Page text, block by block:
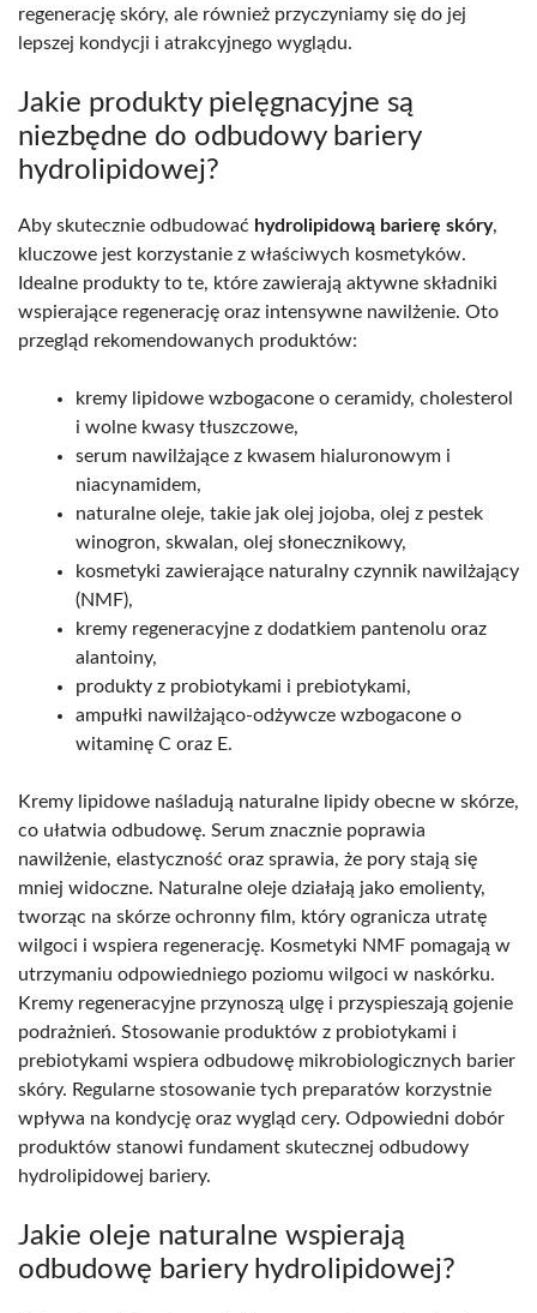
regenerację skóry, ale również przyczyniamy się do jej
lepszej kondycji i atrakcyjnego wyglądu.
Jakie produkty pielęgnacyjne są
niezbędne do odbudowy bariery
hydrolipidowej?
Aby skutecznie odbudować hydrolipidową barierę skóry,
kluczowe jest korzystanie z właściwych kosmetyków.
Idealne produkty to te, które zawierają aktywne składniki
wspierające regenerację oraz intensywne nawilżenie. Oto
przegląd rekomendowanych produktów:
kremy lipidowe wzbogacone o ceramidy, cholesterol
i wolne kwasy tłuszczowe,
serum nawilżające z kwasem hialuronowym i
niacynamidem,
naturalne oleje, takie jak olej jojoba, olej z pestek
winogron, skwalan, olej słonecznikowy,
kosmetyki zawierające naturalny czynnik nawilżający
(NMF),
kremy regeneracyjne z dodatkiem pantenolu oraz
alantoiny,
produkty z probiotykami i prebiotykami,
ampułki nawilżająco-odżywcze wzbogacone o
witaminę C oraz E.
Kremy lipidowe naśladują naturalne lipidy obecne w skórze,
co ułatwia odbudowę. Serum znacznie poprawia
nawilżenie, elastyczność oraz sprawia, że pory stają się
mniej widoczne. Naturalne oleje działają jako emolienty,
tworząc na skórze ochronny film, który ogranicza utratę
wilgoci i wspiera regenerację. Kosmetyki NMF pomagają w
utrzymaniu odpowiedniego poziomu wilgoci w naskórku.
Kremy regeneracyjne przynoszą ulgę i przyspieszają gojenie
podrażnień. Stosowanie produktów z probiotykami i
prebiotykami wspiera odbudowę mikrobiologicznych barier
skóry. Regularne stosowanie tych preparatów korzystnie
wpływa na kondycję oraz wygląd cery. Odpowiedni dobór
produktów stanowi fundament skutecznej odbudowy
hydrolipidowej bariery.
Jakie oleje naturalne wspierają
odbudowę bariery hydrolipidowej?